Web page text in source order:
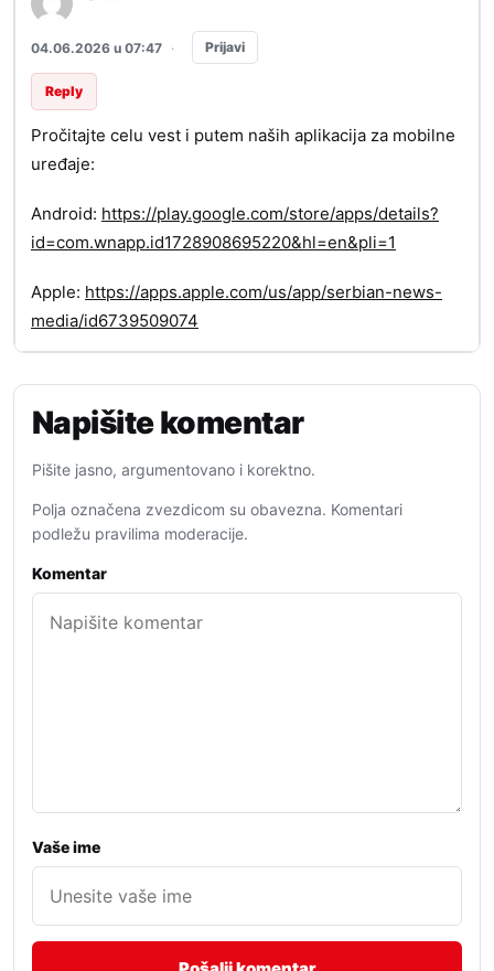
04.06.2026 u 07:47 · Prijavi
Reply
Pročitajte celu vest i putem naših aplikacija za mobilne
uređaje:
Android: https://play.google.com/store/apps/details?
id=com.wnapp.id1728908695220&hl=en&pli=1
Apple: https://apps.apple.com/us/app/serbian-news-
media/id6739509074
Napišite komentar
Pišite jasno, argumentovano i korektno.
Polja označena zvezdicom su obavezna. Komentari
podležu pravilima moderacije.
Komentar
Vaše ime